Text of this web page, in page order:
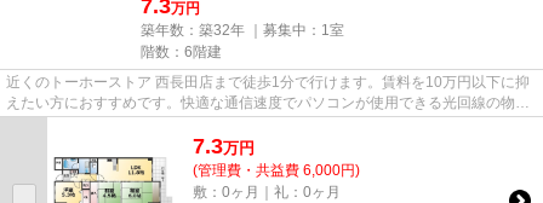
7.3万円
築年数：築32年 ｜募集中： 1室
階数：6階建
近くのトーホーストア 西長田店まで徒歩1分で行けます。賃料を10万円以下に抑
えたい方におすすめです。快適な通信速度でパソコンが使用できる光回線の物件
7.3万円
(管理費・共益費 6,000円)
敷：0ヶ月｜礼：0ヶ月